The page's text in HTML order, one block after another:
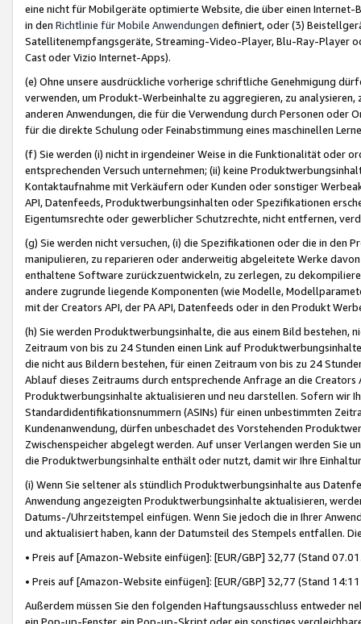
eine nicht für Mobilgeräte optimierte Website, die über einen
in den Richtlinie für Mobile Anwendungen definiert, oder (3)
Satellitenempfangsgeräte, Streaming-Video-Player, Blu-Ray-Player
Cast oder Vizio Internet-Apps).
(e) Ohne unsere ausdrückliche vorherige schriftliche Genehmigung
verwenden, um Produkt-Werbeinhalte zu aggregieren, zu
anderen Anwendungen, die für die Verwendung durch Personen
für die direkte Schulung oder Feinabstimmung eines maschinellen
(f) Sie werden (i) nicht in irgendeiner Weise in die Funktionalität oder
entsprechenden Versuch unternehmen; (ii) keine
Kontaktaufnahme mit Verkäufern oder Kunden oder sonstiger
API, Datenfeeds, Produktwerbungsinhalten oder Spezifikationen
Eigentumsrechte oder gewerblicher Schutzrechte, nicht entfernen,
(g) Sie werden nicht versuchen, (i) die Spezifikationen oder die in
manipulieren, zu reparieren oder anderweitig abgeleitete Werke
enthaltene Software zurückzuentwickeln, zu zerlegen, zu
andere zugrunde liegende Komponenten (wie Modelle,
mit der Creators API, der PA API, Datenfeeds oder in den Produkt
(h) Sie werden Produktwerbungsinhalte, die aus einem Bild bestehen,
Zeitraum von bis zu 24 Stunden einen Link auf
die nicht aus Bildern bestehen, für einen Zeitraum von bis zu 24
Ablauf dieses Zeitraums durch entsprechende Anfrage an die
Produktwerbungsinhalte aktualisieren und neu darstellen. Sofern wir
Standardidentifikationsnummern (ASINs) für einen unbestimmten
Kundenanwendung, dürfen unbeschadet des Vorstehenden
Zwischenspeicher abgelegt werden. Auf unser Verlangen werden Sie
die Produktwerbungsinhalte enthält oder nutzt, damit wir Ihre
(i) Wenn Sie seltener als stündlich Produktwerbungsinhalte aus
Anwendung angezeigten Produktwerbungsinhalte aktualisieren,
Datums-/Uhrzeitstempel einfügen. Wenn Sie jedoch die in Ihrer
und aktualisiert haben, kann der Datumsteil des Stempels entfallen.
• Preis auf [Amazon-Website einfügen]: [EUR/GBP] 32,77 (Stand
• Preis auf [Amazon-Website einfügen]: [EUR/GBP] 32,77 (Stand
Außerdem müssen Sie den folgenden Haftungsausschluss entweder
ein Pop-up-Fenster, ein Pop-up-Skript oder ein sonstiges